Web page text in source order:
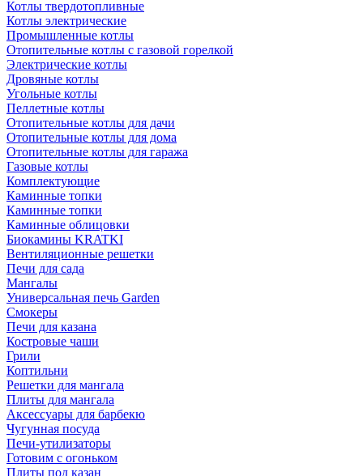
Котлы твердотопливные
Котлы электрические
Промышленные котлы
Отопительные котлы с газовой горелкой
Электрические котлы
Дровяные котлы
Угольные котлы
Пеллетные котлы
Отопительные котлы для дачи
Отопительные котлы для дома
Отопительные котлы для гаража
Газовые котлы
Комплектующие
Каминные топки
Каминные топки
Каминные облицовки
Биокамины KRATKI
Вентиляционные решетки
Печи для сада
Мангалы
Универсальная печь Garden
Смокеры
Печи для казана
Костровые чаши
Грили
Коптильни
Решетки для мангала
Плиты для мангала
Аксессуары для барбекю
Чугунная посуда
Печи-утилизаторы
Готовим с огоньком
Плиты под казан